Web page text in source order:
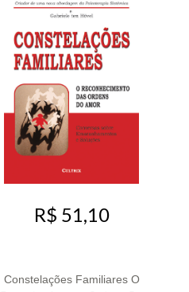
R$ 51,10
Constelações Familiares O